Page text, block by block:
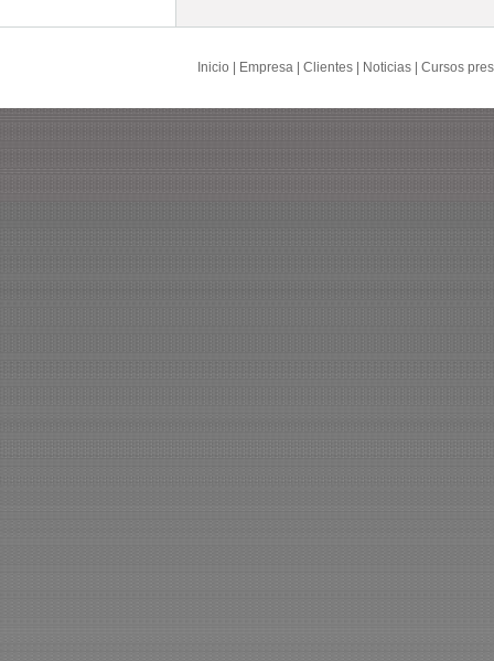
Inicio Empresa Clientes Noticias Cursos